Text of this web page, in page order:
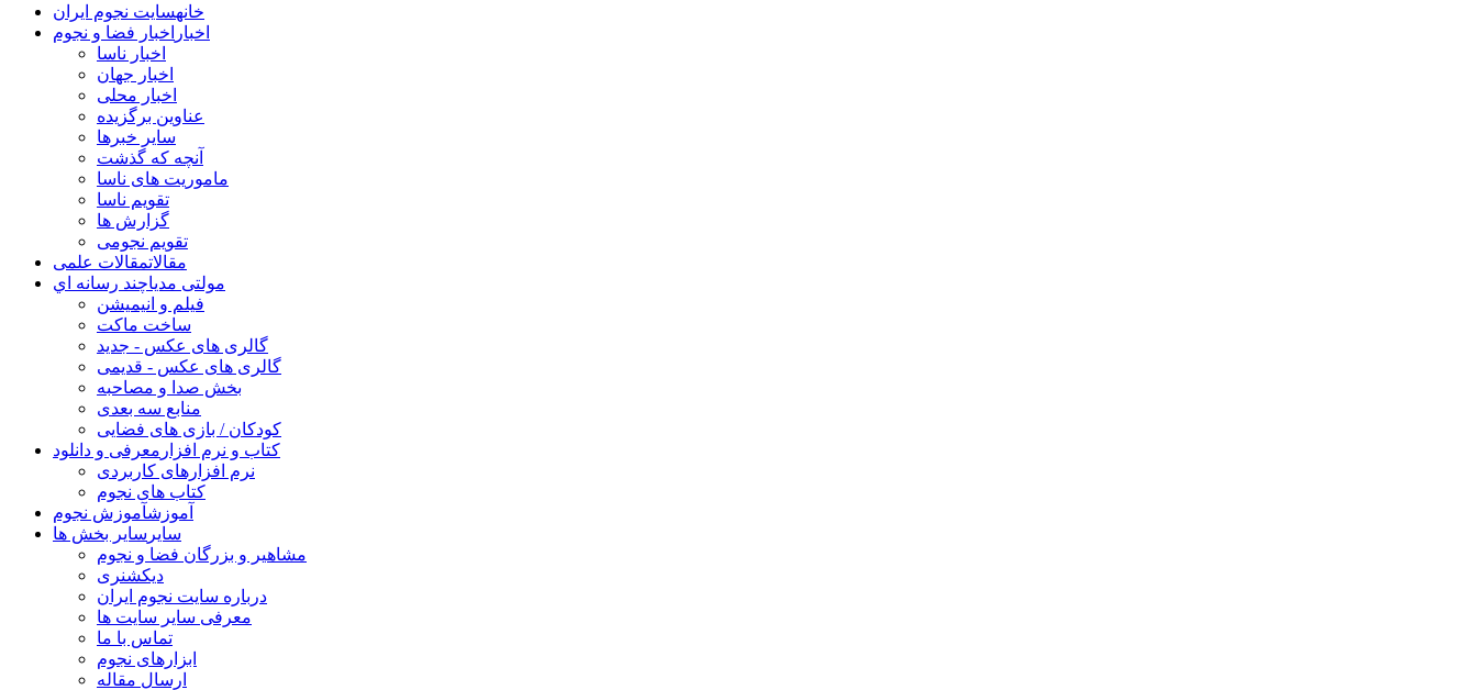
خانهسایت نجوم ایران
اخبار اخبار فضا و نجوم
اخبار ناسا
اخبار جهان
اخبار محلی
عناوین برگزیده
سایر خبرها
آنچه که گذشت
ماموریت های ناسا
تقویم ناسا
گزارش ها
تقویم نجومی
مقالاتمقالات علمی
مولتی مدیاچند رسانه اي
فیلم و انیمیشن
ساخت ماکت
گالری های عکس - جدید
گالری های عکس - قدیمی
بخش صدا و مصاحبه
منابع سه بعدی
کودکان / بازی های فضایی
کتاب و نرم افزار معرفی و دانلود
نرم افزارهای کاربردی
کتاب های نجوم
آموزشآموزش نجوم
سایر سایر بخش ها
مشاهیر و بزرگان فضا و نجوم
دیکشنری
درباره سایت نجوم ایران
معرفی سایر سایت ها
تماس با ما
ابزارهای نجوم
ارسال مقاله